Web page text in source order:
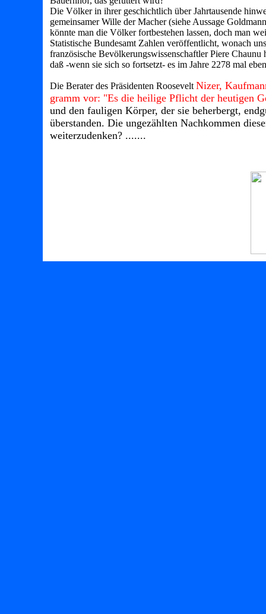
Die Völker in ihrer geschichtlich über Jahrtausende
gemeinsamer Wille der Macher (siehe Aussage
könnte man die Völker fortbestehen lassen, doch man
Statistische Bundesamt Zahlen veröffentlicht, wonach
französische Bevölkerungswissenschaftler Piere
daß -wenn sie sich so fortsetzt- es im Jahre 2278 mal
Die Berater des Präsidenten Roosevelt Nizer,
gramm vor: "Es die heilige Pflicht der heutigen
und den fauligen Körper, der sie beherbergt,
überstanden. Die ungezählten Nachkommen
weiterzudenken? .......